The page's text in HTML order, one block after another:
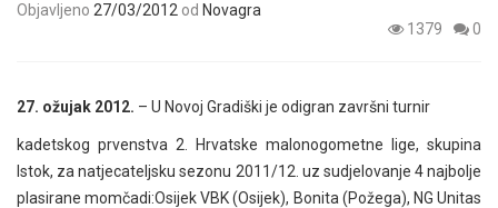
Objavljeno 27/03/2012 od Novagra
1379
0
27. ožujak 2012. – U Novoj Gradiški je odigran završni turnir
kadetskog prvenstva 2. Hrvatske malonogometne lige, skupina
Istok, za natjecateljsku sezonu 2011/12. uz sudjelovanje 4 najbolje
plasirane momčadi:Osijek VBK (Osijek), Bonita (Požega), NG Unitas